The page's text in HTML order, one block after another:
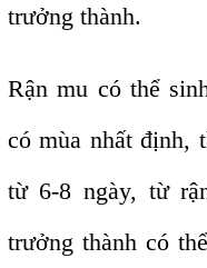
trưởng thành.
Rận mu có thể
có mùa nhất định,
từ 6-8 ngày, từ
trưởng thành có